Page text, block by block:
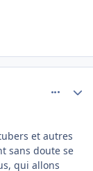
et autres
sans doute se
qui allons